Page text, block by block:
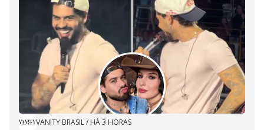
VANITY BRASIL/ HÁ 3 HORAS